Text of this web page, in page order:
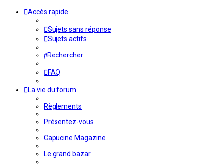
Accès rapide
Sujets sans réponse
Sujets actifs
Rechercher
FAQ
La vie du forum
Règlements
Présentez-vous
Capucine Magazine
Le grand bazar